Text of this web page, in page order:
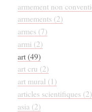
armements (2)
armes (7)
armi (2)
art (49)
art cru (2)
art mural (1)
articles scientifiques (2)
asia (2)